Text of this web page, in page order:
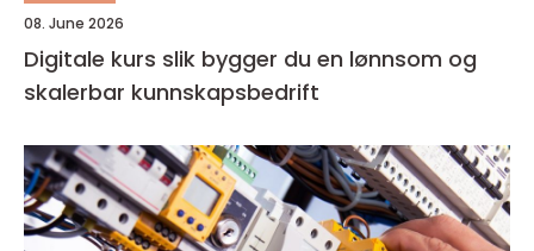
08. June 2026
Digitale kurs slik bygger du en lønnsom og
skalerbar kunnskapsbedrift